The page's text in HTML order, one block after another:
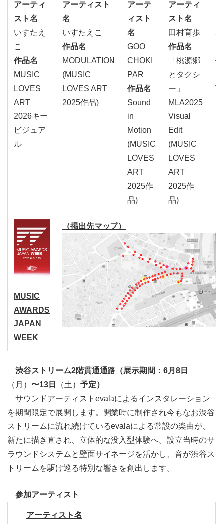
アーティ
スト名
いすたえ
こ
作品名
MUSIC
LOVES
ART
2026キー
ビジュア
ル
アーティスト
名
いすたえこ
作品名
MODULATION
(MUSIC
LOVES ART
2025作品)
アーテ
ィスト
名
GOO
CHOKI
PAR
作品名
Sound
in
Motion
(MUSIC
LOVES
ART
2025作
品)
アーティ
スト名
田村育歩
作品名
「桃源郷
とタクシ
ー」
MLA2025
Visual
Edit
(MUSIC
LOVES
ART
2025作
品)
名
（掲出先マップ）
MUSIC
AWARDS
JAPAN
WEEK
渋谷ストリーム2階貫通通路（展示期間：6月8日
（月） 〜13日 （土） 予定）
サウンドアーティストevalaによるインスタレーション
を期間限定で展開します。開業時に制作され今もなお渋谷
ストリームに流れ続けているevalaによる常設の楽曲が、
新たに描き直され、立体的な没入型体験へ。設立当時のサ
ラウンドシステムと壁面サイネージを活かし、音が渋谷ス
トリームを駆け巡る特別な響きを創出します。
参加アーティスト
アーティスト名